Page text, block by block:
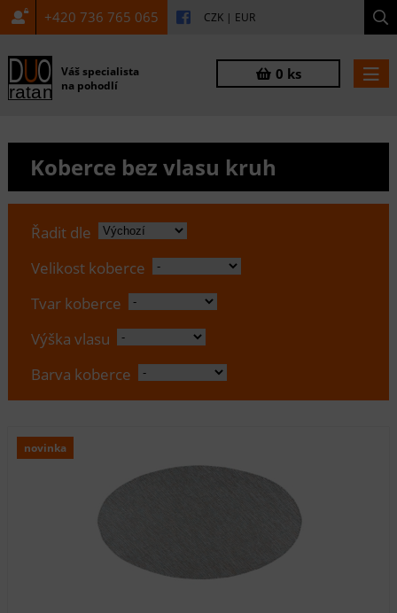
+420 736 765 065 CZK | EUR
Váš specialista
na pohodlí
0 ks
Koberce bez vlasu kruh
Řadit dle
Velikost koberce
Tvar koberce
Výška vlasu
Barva koberce
novinka